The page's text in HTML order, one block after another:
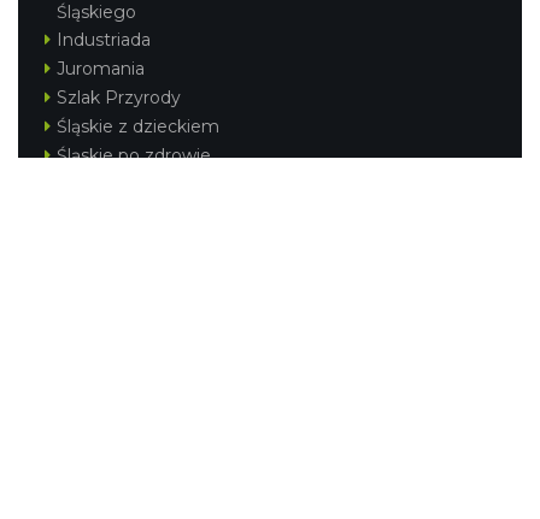
Śląskiego
Industriada
Juromania
Szlak Przyrody
Śląskie z dzieckiem
Śląskie po zdrowie